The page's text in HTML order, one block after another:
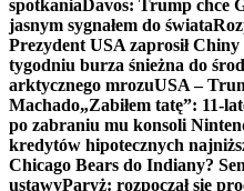
spotkaniaDavos: Trump chce
jasnym sygnałem do świata
Prezydent USA zaprosił
tygodniu burza śnieżna do
arktycznego mrozuUSA –
Machado„Zabiłem tatę”: 11-
po zabraniu mu konsoli
kredytów hipotecznych
Chicago Bears do Indiany?
ustawyParyż: rozpoczął się